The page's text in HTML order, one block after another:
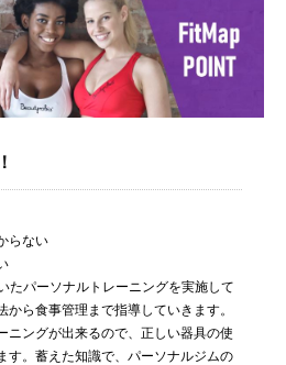
らない
たパーソナルトレーニングを実施して
ら食事管理まで指導していきます。
ニングが出来るので、正しい器具の使
す。蓄えた知識で、パーソナルジムの